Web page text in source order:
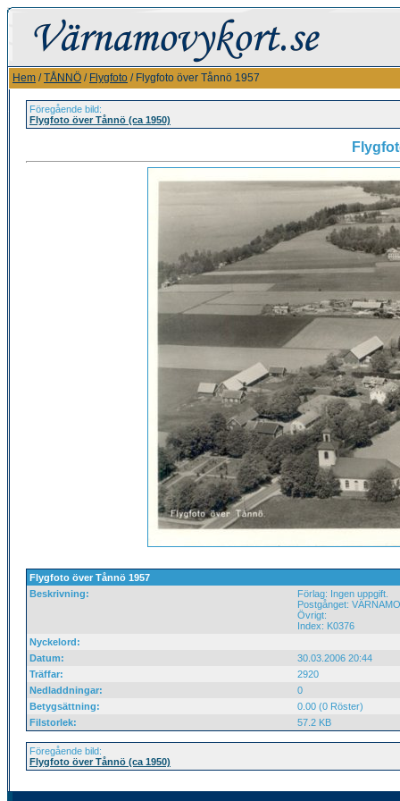
Hem /TÅNNÖ / Flygfoto / Flygfoto över Tånnö 1957
Föregående bild:
Flygfoto över Tånnö (ca 1950)
Flygfoto över Tånnö 1957
Beskrivning:
Förlag: Ingen uppgift.
Postgånget:
Övrigt:
Index: K0376
Nyckelord:
Datum:
30.03.2006 20:44
Träffar:
2920
Nedladdningar:
0
Betygsättning:
0.00 (0 Röster)
Filstorlek:
57.2 KB
Föregående bild:
Flygfoto över Tånnö (ca 1950)